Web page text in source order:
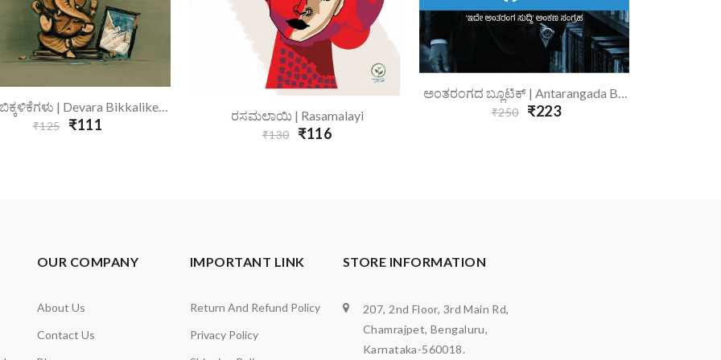
Add To Cart ದೇವರ ಬಿಕ್ಕಳಿಕೆಗಳು | Devara Bikkalikegalu
₹125₹111
Add To Cart
ರಸಮಲಾಯಿ | Rasamalayi
₹130₹116
Add To Cart ಅಂತರಂಗದ ಬ್ಲೂಟಿಕ್ | Antarangada Blutik
₹250₹223
OUR COMPANY
About Us
Contact Us
IMPORTANT LINK
Return And Refund Policy
Privacy Policy
STORE INFORMATION
207, 2nd Floor, 3rd Main Rd,
Chamrajpet, Bengaluru,
Karnataka-560018.